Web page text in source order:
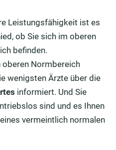
Leistungsfähigkeit ist es
ob Sie sich im oberen
befinden.
Normbereich
wenigsten Ärzte über die
informiert. Und Sie
sind und es Ihnen
vermeintlich normalen